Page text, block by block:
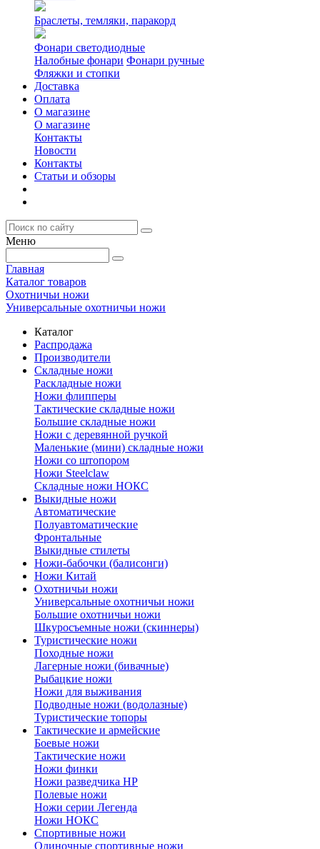
Браслеты, темляки, паракорд
Фонари светодиодные
Налобные фонари Фонари ручные
Фляжки и стопки
Доставка
Оплата
О магазине
О магазине
Контакты
Новости
Контакты
Статьи и обзоры
Меню
Главная
Каталог товаров
Охотничьи ножи
Универсальные охотничьи ножи
Каталог
Распродажа
Производители
Складные ножи
Раскладные ножи
Ножи флипперы
Тактические складные ножи
Большие складные ножи
Ножи с деревянной ручкой
Маленькие (мини) складные ножи
Ножи со штопором
Ножи Steelclaw
Складные ножи НОКС
Выкидные ножи
Автоматические
Полуавтоматические
Фронтальные
Выкидные стилеты
Ножи-бабочки (балисонги)
Ножи Китай
Охотничьи ножи
Универсальные охотничьи ножи
Большие охотничьи ножи
Шкуросъемные ножи (скиннеры)
Туристические ножи
Походные ножи
Лагерные ножи (бивачные)
Рыбацкие ножи
Ножи для выживания
Подводные ножи (водолазные)
Туристические топоры
Тактические и армейские
Боевые ножи
Тактические ножи
Ножи финки
Ножи разведчика НР
Полевые ножи
Ножи серии Легенда
Ножи НОКС
Спортивные ножи
Одиночные спортивные ножи